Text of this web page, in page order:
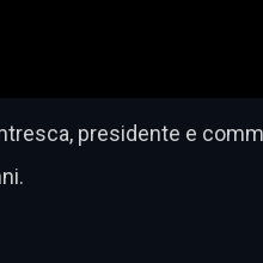
presidente e